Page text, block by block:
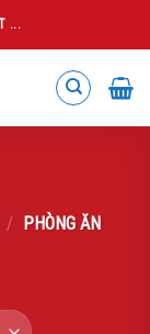
...
/ PHÒNG ĂN